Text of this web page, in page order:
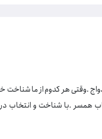
.وقتی هر کدوم از ما
همسر .با شناخت و انتخاب